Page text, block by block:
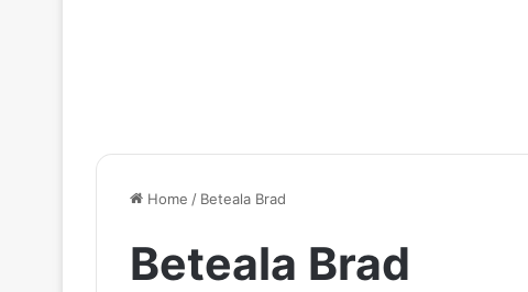
Home / Beteala Brad
Beteala Brad